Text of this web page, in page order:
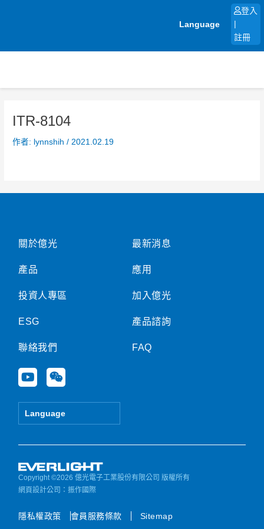
Language
登入
註冊
ITR-8104
作者: lynnshih/ 2021.02.19
關於億光
產品
投資人專區
ESG
聯絡我們
Y
o
u
e
W
e
i
Language
最新消息
應用
加入億光
產品諮詢
FAQ
Copyright ©2026 億光電子工業股份有限公司 版權所有
網頁設計公司 ：振作國際
隱私權政策 會員服務條款 Sitemap